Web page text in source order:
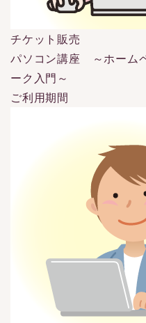
チケット販売
パソコン講座 ～ホーム
ーク入門～
ご利用期間